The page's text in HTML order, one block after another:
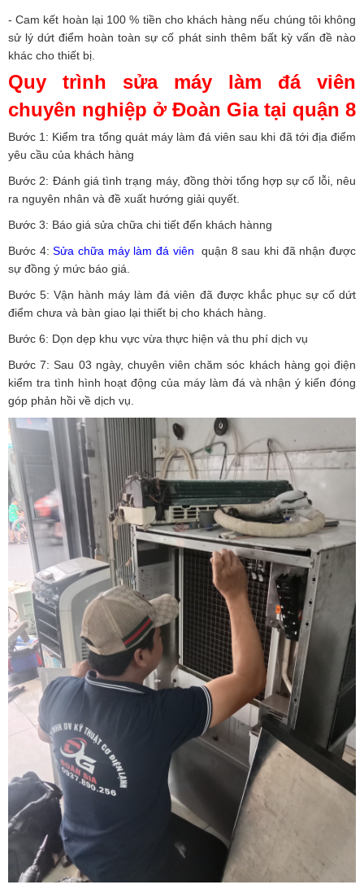
- Cam kết hoàn lại 100 % tiền cho khách hàng nếu chúng tôi không
sử lý dứt điểm hoàn toàn sự cố phát sinh thêm bất kỳ vấn đề nào
khác cho thiết bị.
Quy trình sửa máy làm đá viên
chuyên nghiệp ở Đoàn Gia tại quận 8
Bước 1: Kiểm tra tổng quát máy làm đá viên sau khi đã tới địa điểm
yêu cầu của khách hàng
Bước 2: Đánh giá tình trạng máy, đồng thời tổng hợp sự cố lỗi, nêu
ra nguyên nhân và đề xuất hướng giải quyết.
Bước 3: Báo giá sửa chữa chi tiết đến khách hànng
Bước 4:Sửa chữa máy làm đá viên
quận 8 sau khi đã nhận được
sự đồng ý mức báo giá.
Bước 5: Vận hành máy làm đá viên đã được khắc phục sự cố dứt
điểm chưa và bàn giao lại thiết bị cho khách hàng.
Bước 6: Dọn dẹp khu vực vừa thực hiện và thu phí dịch vụ
Bước 7: Sau 03 ngày, chuyên viên chăm sóc khách hàng gọi điện
kiểm tra tình hình hoạt động của máy làm đá và nhận ý kiến đóng
góp phản hồi về dịch vụ.